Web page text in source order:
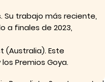
Su trabajo más reciente,
a finales de 2023,
(Australia). Este
Premios Goya.